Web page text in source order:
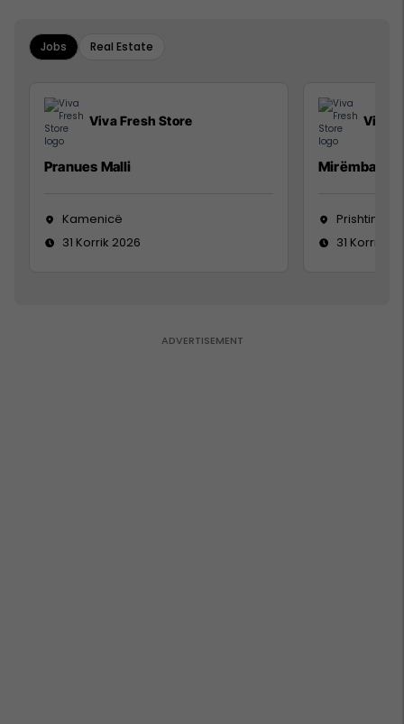
Jobs Real Estate
Viva Fresh Store
Pranues Malli
Kamenicë
31 Korrik 2026
Viva
Prishtinë
31 Korrik